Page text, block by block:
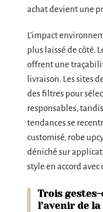
achat devient une
L’impact
plus laissé de côté.
offrent une
livraison. Les sites
des filtres pour
responsables,
tendances se
customisé, robe
déniché sur
style en accord avec
Trois
l’avenir de la